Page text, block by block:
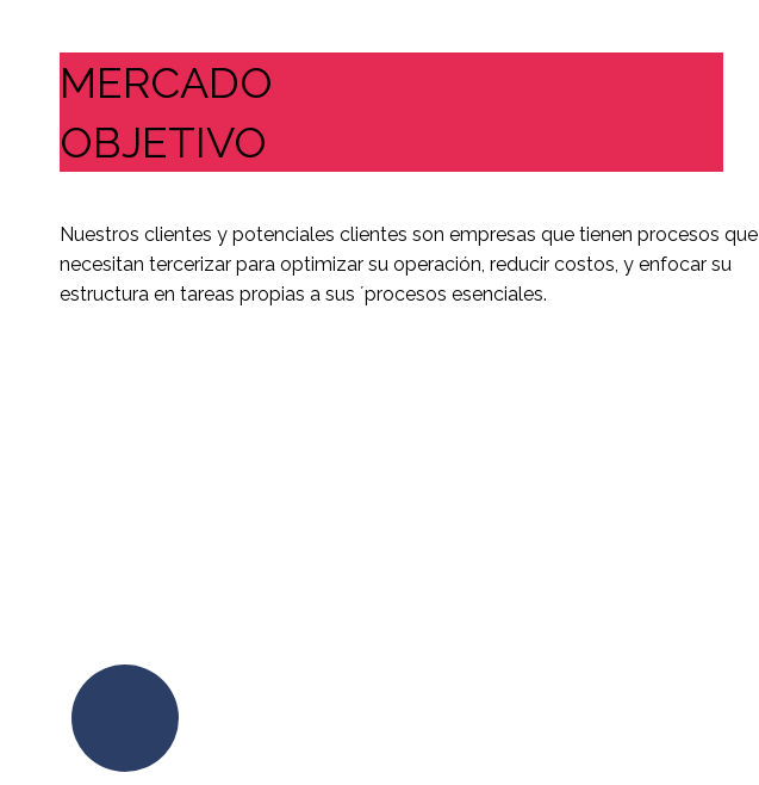
MERCADO
OBJETIVO
Nuestros clientes y potenciales clientes son empresas que tienen procesos que
necesitan tercerizar para optimizar su operación, reducir costos, y enfocar su
estructura en tareas propias a sus ´procesos esenciales.